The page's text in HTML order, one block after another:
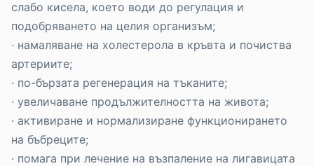
слабо кисела, което води до регулация и
подобряването на целия организъм;
· намаляване на холестерола в кръвта и почиства
артериите;
· по-бързата регенерация на тъканите;
· увеличаване продължителността на живота;
· активиране и нормализиране функционирането
на бъбреците;
· помага при лечение на възпаление на лигавицата